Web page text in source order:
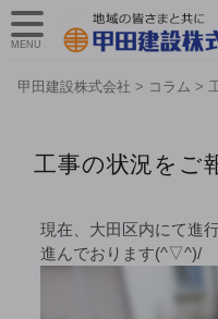
甲田建設株式会社 > コラム >
工事の状況をご
現在、大田区内にて進
進んでおります(^▽^)/
MENU